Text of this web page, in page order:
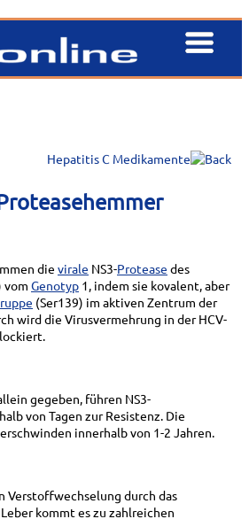
Hepatitis C Medikamente
die virale NS3-Protease des
vom Genotyp 1, indem sie kovalent, aber
(Ser139) im aktiven Zentrum der
wird die Virusvermehrung in der HCV-
gegeben, führen NS3-
von Tagen zur Resistenz. Die
innerhalb von 1-2 Jahren.
Verstoffwechselung durch das
kommt es zu zahlreichen